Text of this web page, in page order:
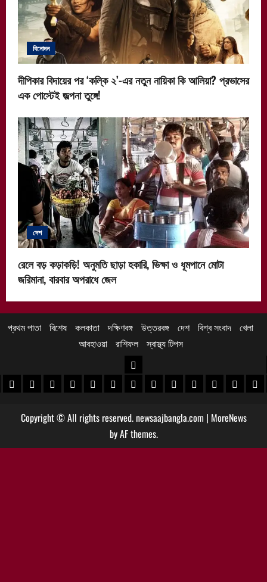
বিনোদন
দীপিকার বিদায়ের পর ‘কল্কি ২’-এর নতুন নায়িকা কি আলিয়া? প্রভাসের
এক পোস্টেই জল্পনা তুঙ্গে!
দেশ
রেলে বড় কড়াকড়ি! অনুমতি ছাড়া হকারি, ভিক্ষা ও ধূমপানে মোটা
জরিমানা, বারবার অপরাধে জেল
প্রথম পাতা বিশেষ কলকাতা দক্ষিণবঙ্গ উত্তরবঙ্গ দেশ বিশ্ব সংবাদ খেলা
আবহাওয়া
রাশিফল স্বাস্থ্য টিপস
খবর
খবর
পুরুলিয়া খবর
বাঁকুড়া খবরপশ্চিম বর্ধমান খবর
পূর্ব বর্ধমান খবর
বীরভূম খবরমুর্শিদাবাদ খবর
উত্তরবঙ্গ
কোচবিহার নিউজ
আলিপুরদুয়ার খবর
জলপাইগুড়ি খবর
শিলিগুড়ি খবর
উত্তরদক্ষিণ
Copyright © All rights reserved. newsaajbangla.com | MoreNews
by AF themes.